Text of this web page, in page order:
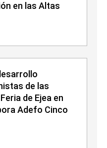
en las Altas
de las
de Ejea en
Adefo Cinco